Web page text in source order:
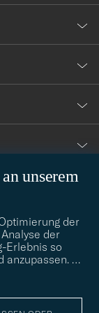
unserem
der
der
Erlebnis so
anzupassen. …
Stil?
weiter!